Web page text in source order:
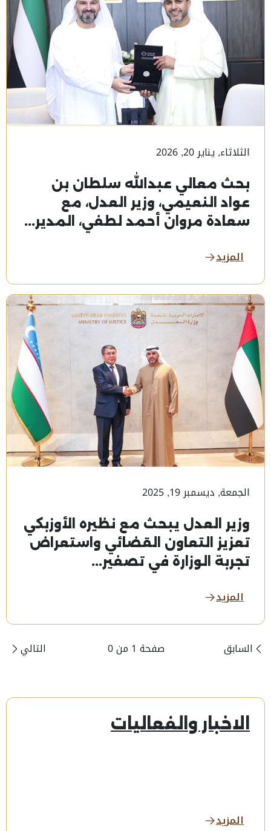
الثلاثاء, يناير 20, 2026
بحث معالي عبدالله سلطان بن
عواد النعيمي، وزير العدل، مع
سعادة مروان أحمد لطفي، المدير...
المزيد
الجمعة, ديسمبر 19, 2025
وزير العدل يبحث مع نظيره الأوزبكي
تعزيز التعاون القضائي واستعراض
تجربة الوزارة في تصفير...
المزيد
السابق صفحة 1 من 0 التالي
الاخبار والفعاليات
المزيد